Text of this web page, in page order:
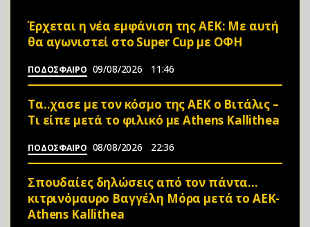
Έρχεται η νέα εμφάνιση της ΑΕΚ: Με αυτή
θα αγωνιστεί στο Super Cup με ΟΦΗ
ΠΟΔΟΣΦΑΙΡΟ 09/08/2026 11:46
Τα..χασε με τον κόσμο της ΑΕΚ ο Βιτάλις –
Τι είπε μετά το φιλικό με Athens Kallithea
ΠΟΔΟΣΦΑΙΡΟ 08/08/2026 22:36
Σπουδαίες δηλώσεις από τον πάντα…
κιτρινόμαυρο Βαγγέλη Μόρα μετά το ΑΕΚ-
Athens Kallithea